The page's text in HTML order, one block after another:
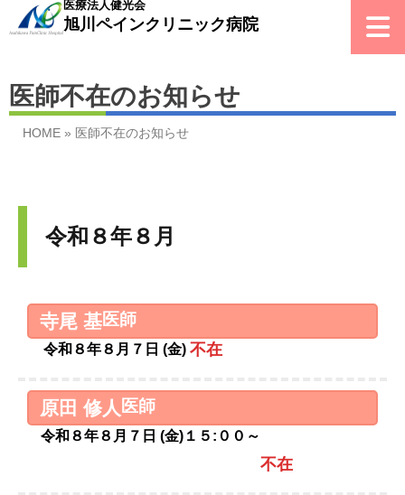
医療法人健光会
旭川ペインクリニック病院
医師不在のお知らせ
HOME » 医師不在のお知らせ
令和８年８月
寺尾 基医師
令和８年８月７日 (金) 不在
原田 修人 医師
令和８年８月７日 (金)１５:００～
不在